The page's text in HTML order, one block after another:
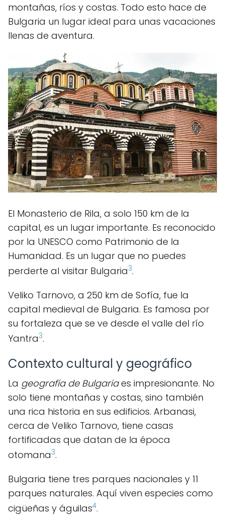
montañas, ríos y costas. Todo esto hace de
Bulgaria un lugar ideal para unas vacaciones
llenas de aventura.
El Monasterio de Rila, a solo 150 km de la
capital, es un lugar importante. Es reconocido
por la UNESCO como Patrimonio de la
Humanidad. Es un lugar que no puedes
perderte al visitar Bulgaria3.
Veliko Tarnovo, a 250 km de Sofía, fue la
capital medieval de Bulgaria. Es famosa por
su fortaleza que se ve desde el valle del río
Yantra3.
Contexto cultural y geográfico
La geografía de Bulgariaes impresionante. No
solo tiene montañas y costas, sino también
una rica historia en sus edificios. Arbanasi,
cerca de Veliko Tarnovo, tiene casas
fortificadas que datan de la época
otomana3.
Bulgaria tiene tres parques nacionales y 11
parques naturales. Aquí viven especies como
cigüeñas y águilas4.